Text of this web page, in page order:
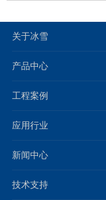
关于冰雪
产品中心
工程案例
应用行业
新闻中心
技术支持